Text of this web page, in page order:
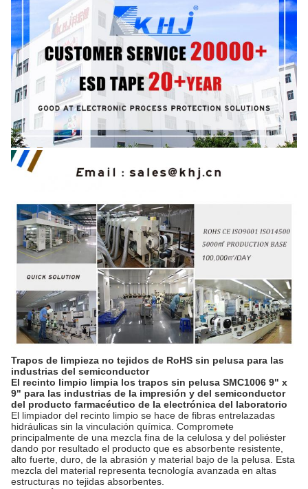
Trapos de limpieza no tejidos de RoHS sin pelusa para las
industrias del semiconductor
El recinto limpio limpia los trapos sin pelusa SMC1006 9" x
9" para las industrias de la impresión y del semiconductor
del producto farmacéutico de la electrónica del laboratorio
El limpiador del recinto limpio se hace de fibras entrelazadas
hidráulicas sin la vinculación química. Compromete
principalmente de una mezcla fina de la celulosa y del poliéster
dando por resultado el producto que es absorbente resistente,
alto fuerte, duro, de la abrasión y material bajo de la pelusa. Esta
mezcla del material representa tecnología avanzada en altas
estructuras no tejidas absorbentes.